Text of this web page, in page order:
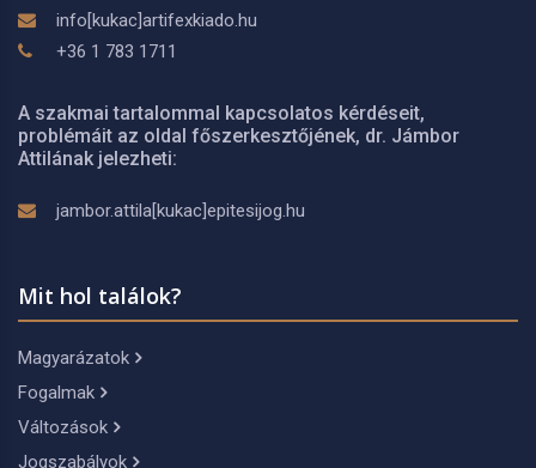
info[kukac]artifexkiado.hu
+36 1 783 1711
A szakmai tartalommal kapcsolatos kérdéseit,
problémáit az oldal főszerkesztőjének, dr. Jámbor
Attilának jelezheti:
jambor.attila[kukac]epitesijog.hu
Mit hol találok?
Magyarázatok
Fogalmak
Változások
Jogszabályok